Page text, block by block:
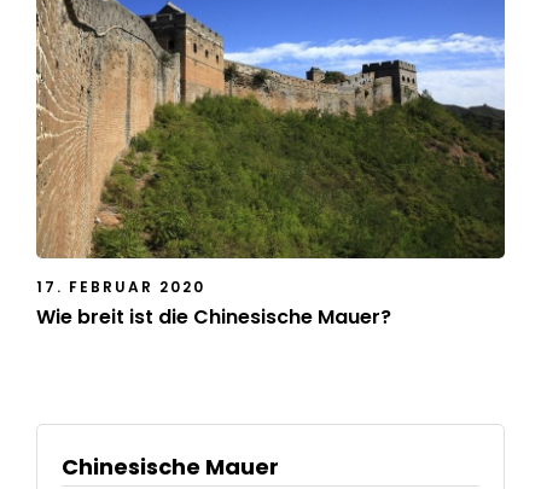
17. FEBRUAR 2020
Wie breit ist die Chinesische Mauer?
Chinesische Mauer